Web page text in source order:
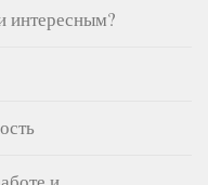
интересным?